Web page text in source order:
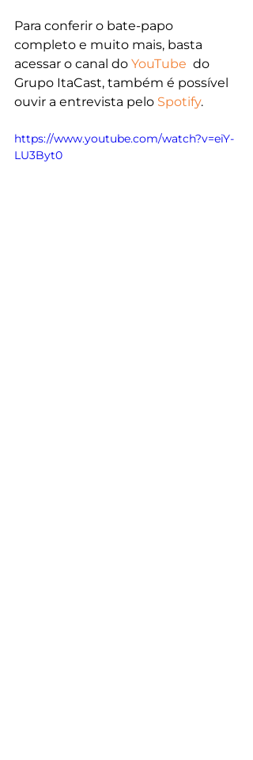
Para conferir o bate-papo
completo e muito mais, basta
acessar o canal do YouTube
  do
Grupo ItaCast, também é possível
ouvir a entrevista pelo Spotify.
https://www.youtube.com/watch?v=eiY-
LU3Byt0